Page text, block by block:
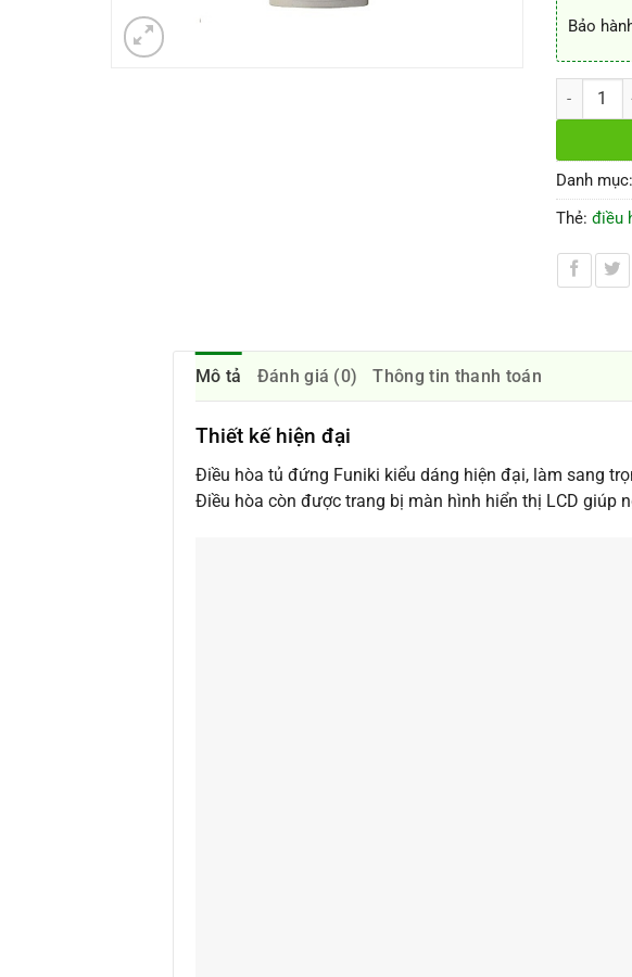
Bảo
Điều hòa
Danh mục:
Thẻ: điều
Mô tả Đánh giá (0) Thông tin thanh toán
Thiết kế hiện đại
Điều hòa tủ đứng Funiki kiểu dáng hiện đại, làm sang
Điều hòa còn được trang bị màn hình hiển thị LCD giúp